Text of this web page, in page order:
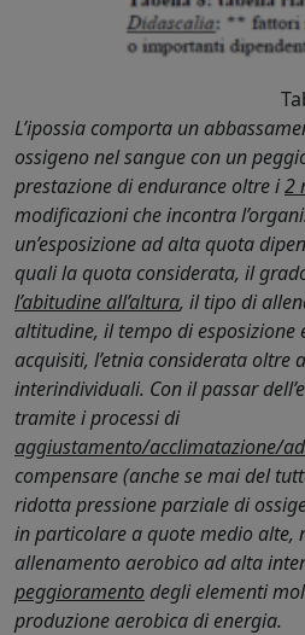
L’ipossia comporta un
ossigeno nel sangue con un
prestazione di endurance oltre i2
modificazioni che incontra
un’esposizione ad alta quota
quali la quota considerata, il
l’abitudine all’altura, il tipo di
altitudine, il tempo di esposizione
acquisiti, l’etnia considerata oltre
interindividuali. Con il passar
tramite i processi di
aggiustamento/acclimatazione/
compensare (anche se mai del
ridotta pressione parziale di
in particolare a quote medio alte,
allenamento aerobico ad alta
peggioramento degli elementi
produzione aerobica di energia.